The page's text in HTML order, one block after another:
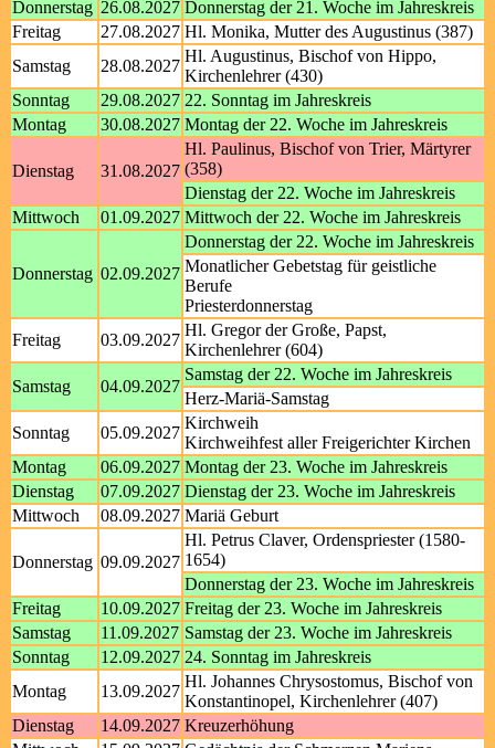
Donnerstag 26.08.2027 Donnerstag der 21. Woche im Jahreskreis
Freitag
27.08.2027 Hl. Monika, Mutter des Augustinus (387)
Samstag
28.08.2027
Hl. Augustinus, Bischof von Hippo,
Kirchenlehrer (430)
Sonntag
29.08.2027 22. Sonntag im Jahreskreis
Montag
30.08.2027 Montag der 22. Woche im Jahreskreis
Dienstag 31.08.2027
Hl. Paulinus, Bischof von Trier, Märtyrer
(358)
Dienstag der 22. Woche im Jahreskreis
Mittwoch
01.09.2027 Mittwoch der 22. Woche im Jahreskreis
Donnerstag 02.09.2027
Donnerstag der 22. Woche im Jahreskreis
Monatlicher Gebetstag für geistliche
Berufe
Priesterdonnerstag
Freitag
03.09.2027
Hl. Gregor der Große, Papst,
Kirchenlehrer (604)
Samstag
04.09.2027
Samstag der 22. Woche im Jahreskreis
Herz-Mariä-Samstag
Sonntag
05.09.2027
Kirchweih
Kirchweihfest aller Freigerichter Kirchen
Montag
06.09.2027 Montag der 23. Woche im Jahreskreis
Dienstag
07.09.2027 Dienstag der 23. Woche im Jahreskreis
Mittwoch
08.09.2027 Mariä Geburt
Donnerstag 09.09.2027
Hl. Petrus Claver, Ordenspriester (1580-
1654)
Donnerstag der 23. Woche im Jahreskreis
Freitag
10.09.2027 Freitag der 23. Woche im Jahreskreis
Samstag
11.09.2027 Samstag der 23. Woche im Jahreskreis
Sonntag
12.09.2027 24. Sonntag im Jahreskreis
Montag
13.09.2027
Hl. Johannes Chrysostomus, Bischof von
Konstantinopel, Kirchenlehrer (407)
Dienstag
14.09.2027 Kreuzerhöhung